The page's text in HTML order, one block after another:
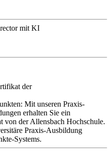
der
Mit unseren Praxis-
erhalten Sie ein
von der Allensbach Hochschule.
Praxis-Ausbildung
Systems.